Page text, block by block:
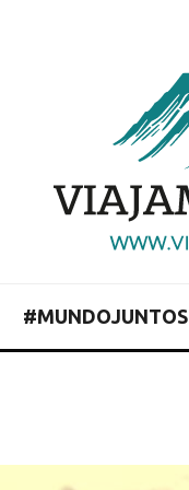
#MUNDOJUNTOS